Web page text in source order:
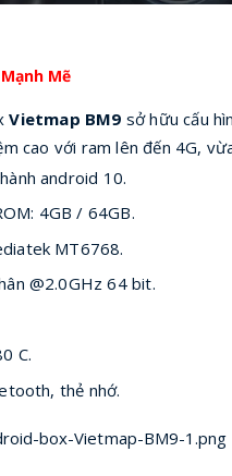
Mẽ
Vietmap BM9 sở hữu cấu
cao với ram lên đến 4G,
android 10.
4GB / 64GB.
MT6768.
@2.0GHz 64 bit.
C.
thẻ nhớ.